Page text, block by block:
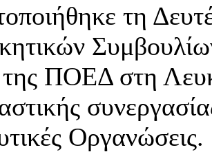
τη
ΠΟΕΔ στη
Οργανώσεις.